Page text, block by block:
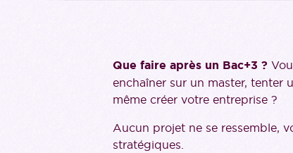
Que faire après un Bac+3 ?
enchaîner sur un master, tenter
même créer votre entreprise ?
Aucun projet ne se ressemble,
stratégiques.